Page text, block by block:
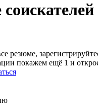
резюме,
покажем ещё 1 и